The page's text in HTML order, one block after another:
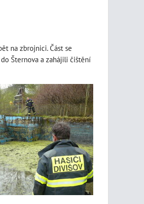
na zbrojnici. Část se
Šternova a zahájili čištění